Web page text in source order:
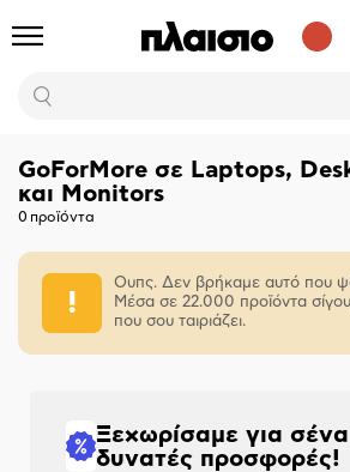
Προϊόντα
Αναζήτηση
GoForMore σε Laptops,
και Monitors
0 προϊόντα
Ουπς. Δεν βρήκαμε αυτό που
Μέσα σε 22.000 προϊόντα
που σου ταιριάζει.
Ξεχωρίσαμε για σένα
δυνατές προσφορές!